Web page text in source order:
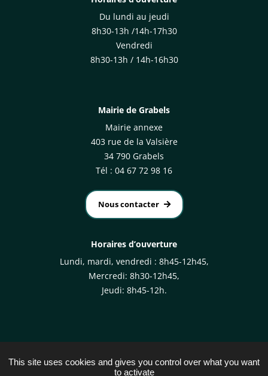
Du lundi au jeudi
8h30-13h /14h-17h30
Vendredi
8h30-13h / 14h-16h30
Mairie de Grabels
Mairie annexe
403 rue de la Valsière
34 790 Grabels
Tél : 04 67 72 98 16
Nous contacter
Horaires d’ouverture
Lundi, mardi, vendredi : 8h45-12h45,
Mercredi: 8h30-12h45,
Jeudi: 8h45-12h.
This site uses cookies and gives you control over what you want
to activate